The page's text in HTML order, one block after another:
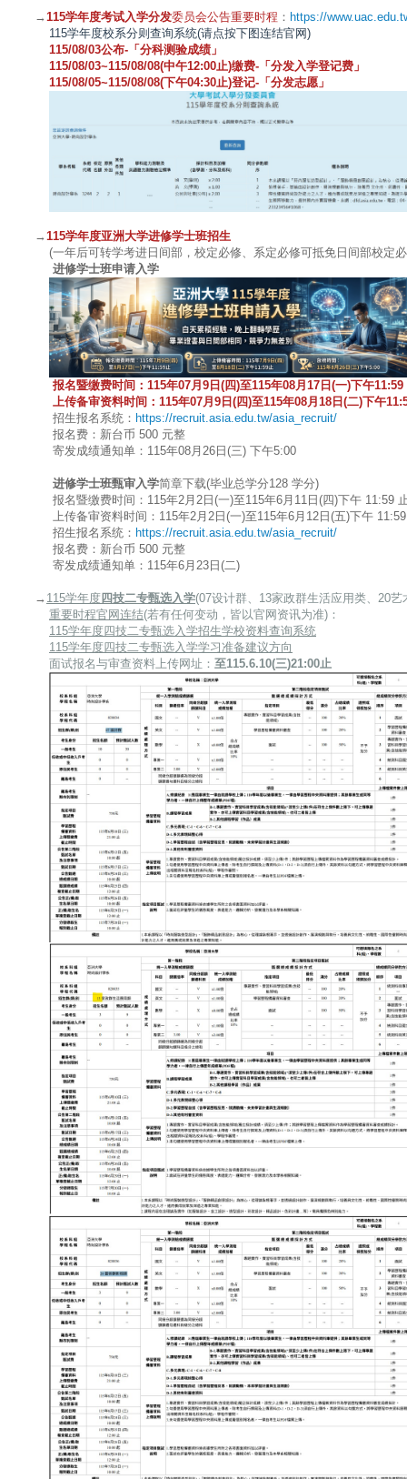
→ 115学年度考试入学分发委员会公告重要时程 ： https://
115学年度校系分则查询系统(请点按下图连结官网)
115/08/03公布-「分科测验成绩」
115/08/03~115/08/08(中午12:00止)缴费-「分发入学登记费」
115/08/05~115/08/08(下午04:30止)登记-「分发志愿」
→ 115学年度亚洲大学进修学士班招生
(一年后可转学考进日间部，校定必修、系定必修可抵免日间部校定
进修学士班申请入学
报名暨缴费时间：115年07月9日(四)至115年08月17日(一)下午11:59
上传备审资料时间：115年07月9日(四)至115年08月18日(二)下午
招生报名系统： https://recruit.asia.edu.tw/asia_recruit/
报名费：新台币 500 元整
寄发成绩通知单：115年08月26日(三) 下午5:00
进修学士班甄审入学简章下载(毕业总学分128 学分)
报名暨缴费时间：115年2月2日(一)至115年6月11日(四)下午 11:59
上传备审资料时间：115年2月2日(一)至115年6月12日(五)下午
招生报名系统： https://recruit.asia.edu.tw/asia_recruit/
报名费：新台币 500 元整
寄发成绩通知单：115年6月23日(二)
→ 115学年度 四技二专甄选入学(07设计群、13家政群生活应用类、20
重要时程官网连结(若有任何变动，皆以官网资讯为准)：
115学年度四技二专甄选入学招生学校资料查询系统
115学年度四技二专甄选入学学习准备建议方向
面试报名与审查资料上传网址 ： 至115.6.10(三)21:00止